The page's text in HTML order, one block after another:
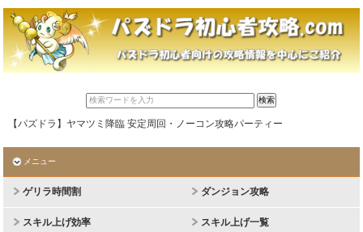
【パズドラ】ヤマツミ降臨 安定周回・ノーコン攻略パーティー
メニュー
ゲリラ時間割 ダンジョン攻略
スキル上げ効率 スキル上げ一覧